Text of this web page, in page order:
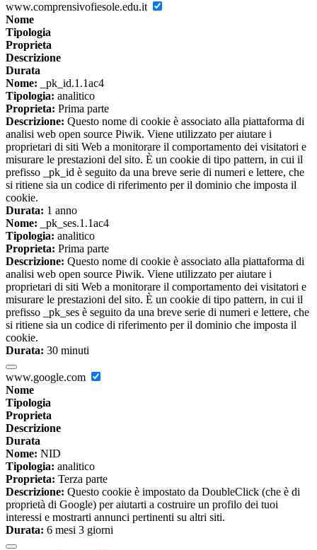
www.comprensivofiesole.edu.it
Nome
Tipologia
Proprieta
Descrizione
Durata
Nome: _pk_id.1.1ac4
Tipologia: analitico
Proprieta: Prima parte
Descrizione: Questo nome di cookie è associato alla piattaforma di
analisi web open source Piwik. Viene utilizzato per aiutare i
proprietari di siti Web a monitorare il comportamento dei visitatori e
misurare le prestazioni del sito. È un cookie di tipo pattern, in cui il
prefisso _pk_id è seguito da una breve serie di numeri e lettere, che
si ritiene sia un codice di riferimento per il dominio che imposta il
cookie.
Durata: 1 anno
Nome: _pk_ses.1.1ac4
Tipologia: analitico
Proprieta: Prima parte
Descrizione: Questo nome di cookie è associato alla piattaforma di
analisi web open source Piwik. Viene utilizzato per aiutare i
proprietari di siti Web a monitorare il comportamento dei visitatori e
misurare le prestazioni del sito. È un cookie di tipo pattern, in cui il
prefisso _pk_ses è seguito da una breve serie di numeri e lettere, che
si ritiene sia un codice di riferimento per il dominio che imposta il
cookie.
Durata: 30 minuti
www.google.com
Nome
Tipologia
Proprieta
Descrizione
Durata
Nome: NID
Tipologia: analitico
Proprieta: Terza parte
Descrizione: Questo cookie è impostato da DoubleClick (che è di
proprietà di Google) per aiutarti a costruire un profilo dei tuoi
interessi e mostrarti annunci pertinenti su altri siti.
Durata: 6 mesi 3 giorni